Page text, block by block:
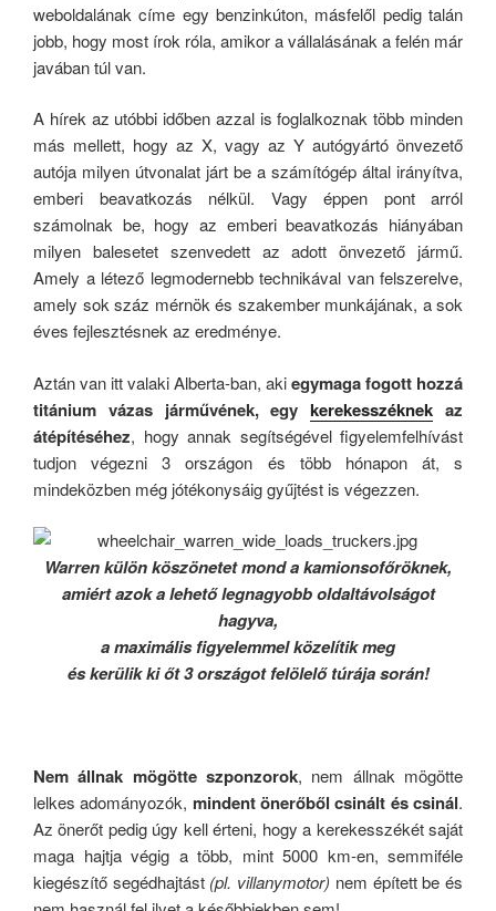
weboldalának címe egy benzinkúton, másfelől pedig talán
jobb, hogy most írok róla, amikor a vállalásának a felén már
javában túl van.
A hírek az utóbbi időben azzal is foglalkoznak több minden
más mellett, hogy az X, vagy az Y autógyártó önvezető
autója milyen útvonalat járt be a számítógép által irányítva,
emberi beavatkozás nélkül. Vagy éppen pont arról
számolnak be, hogy az emberi beavatkozás hiányában
milyen balesetet szenvedett az adott önvezető jármű.
Amely a létező legmodernebb technikával van felszerelve,
amely sok száz mérnök és szakember munkájának, a sok
éves fejlesztésnek az eredménye.
Aztán van itt valaki Alberta-ban, akiegymaga fogott hozzá
titánium vázas járművének, egykerekesszéknek az
átépítéséhez, hogy annak segítségével figyelemfelhívást
tudjon végezni 3 országon és több hónapon át, s
mindeközben még jótékonysáig gyűjtést is végezzen.
Warren külön köszönetet mond a kamionsofőröknek,
amiért azok a lehető legnagyobb oldaltávolságot
hagyva,
a maximális figyelemmel közelítik meg
éskerülik ki őt 3 országot felölelő túrája során!
Nem állnak mögötte szponzorok, nem állnak mögötte
lelkes adományozók, mindent önerőből csinált és csinál.
Az önerőt pedig úgy kell érteni, hogy a kerekesszékét saját
maga hajtja végig a több, mint 5000 km-en, semmiféle
kiegészítő segédhajtást (pl. villanymotor) nem épített be és